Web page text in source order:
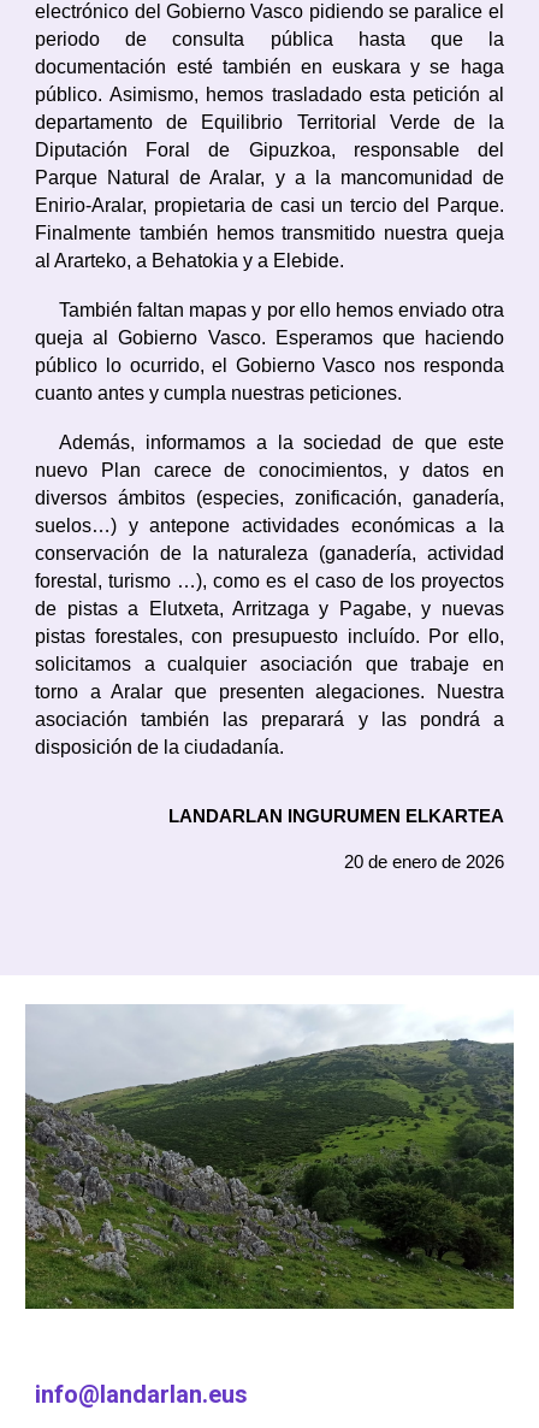
electrónico del Gobierno Vasco pidiendo se paralice el
periodo de consulta pública hasta que la
documentación esté también en euskara y se haga
público. Asimismo, hemos trasladado esta petición al
departamento de Equilibrio Territorial Verde de la
Diputación Foral de Gipuzkoa, responsable del
Parque Natural de Aralar, y a la mancomunidad de
Enirio-Aralar, propietaria de casi un tercio del Parque.
Finalmente también hemos transmitido nuestra queja
al Ararteko, a Behatokia y a Elebide.
También faltan mapas y por ello hemos enviado otra
queja al Gobierno Vasco. Esperamos que haciendo
público lo ocurrido, el Gobierno Vasco nos responda
cuanto antes y cumpla nuestras peticiones.
Además, informamos a la sociedad de que este
nuevo Plan carece de conocimientos, y datos en
diversos ámbitos (especies, zonificación, ganadería,
suelos…) y antepone actividades económicas a la
conservación de la naturaleza (ganadería, actividad
forestal, turismo …), como es el caso de los proyectos
de pistas a Elutxeta, Arritzaga y Pagabe, y nuevas
pistas forestales, con presupuesto incluído. Por ello,
solicitamos a cualquier asociación que trabaje en
torno a Aralar que presenten alegaciones. Nuestra
asociación también las preparará y las pondrá a
disposición de la ciudadanía.
LANDARLAN INGURUMEN ELKARTEA
20 de enero de 2026
info@landarlan.eus